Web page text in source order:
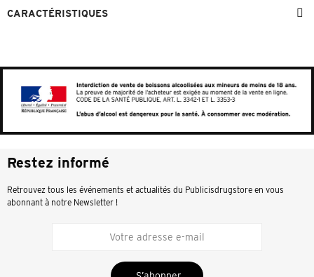
CARACTÉRISTIQUES
Restez informé
Retrouvez tous les événements et actualités du Publicisdrugstore en vous
abonnant à notre Newsletter !